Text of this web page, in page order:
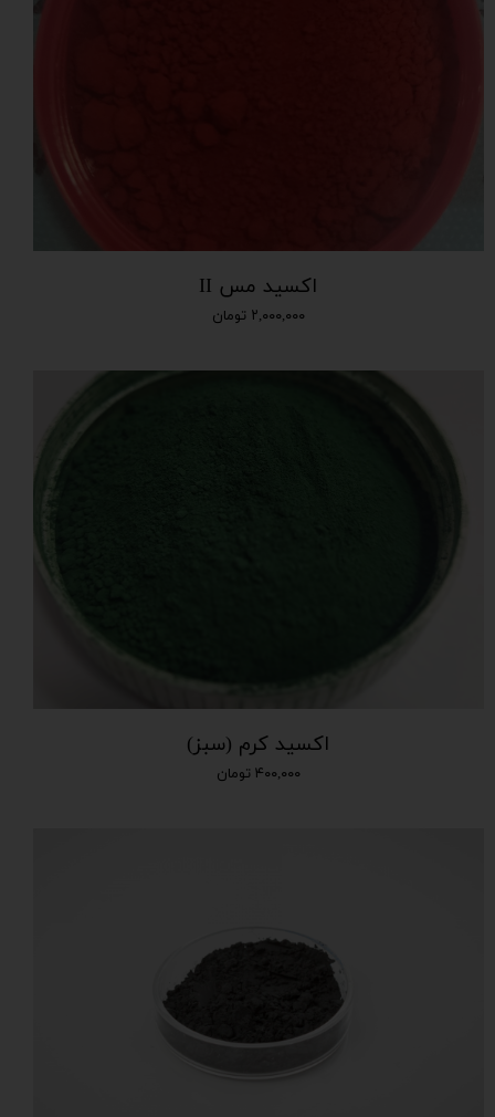
اکسید مس II
۲,۰۰۰,۰۰۰ تومان
اکسید کرم (سبز)
۴۰۰,۰۰۰ تومان